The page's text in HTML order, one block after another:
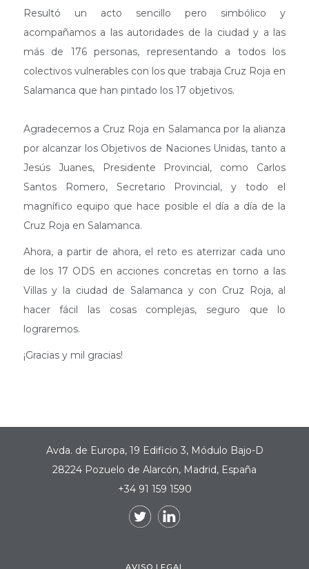
Resultó un acto sencillo pero simbólico y
acompañamos a las autoridades de la ciudad y a las
más de 176 personas, representando a todos los
colectivos vulnerables con los que trabaja Cruz Roja en
Salamanca que han pintado los 17 objetivos.
Agradecemos a Cruz Roja en Salamanca por la alianza
por alcanzar los Objetivos de Naciones Unidas, tanto a
Jesús Juanes, Presidente Provincial, como Carlos
Santos Romero, Secretario Provincial, y todo el
magnífico equipo que hace posible el día a día de la
Cruz Roja en Salamanca.
Ahora, a partir de ahora, el reto es aterrizar cada uno
de los 17 ODS en acciones concretas en torno a las
Villas y la ciudad de Salamanca y con Cruz Roja, al
hacer fácil las cosas complejas, seguro que lo
lograremos.
¡Gracias y mil gracias!
AVISO LEGAL
Avda. de Europa, 19 Edificio 3, Módulo Bajo-D
28224 Pozuelo de Alarcón, Madrid, España
+34 91 159 1590